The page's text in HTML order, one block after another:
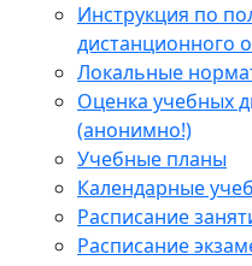
Инструкция по
дистанционного
Локальные
Оценка учебных
(анонимно!)
Учебные планы
Календарные
Расписание
Расписание